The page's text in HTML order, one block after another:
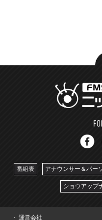
番組表 アナウンサー＆パー
ショウアップ
運営会社